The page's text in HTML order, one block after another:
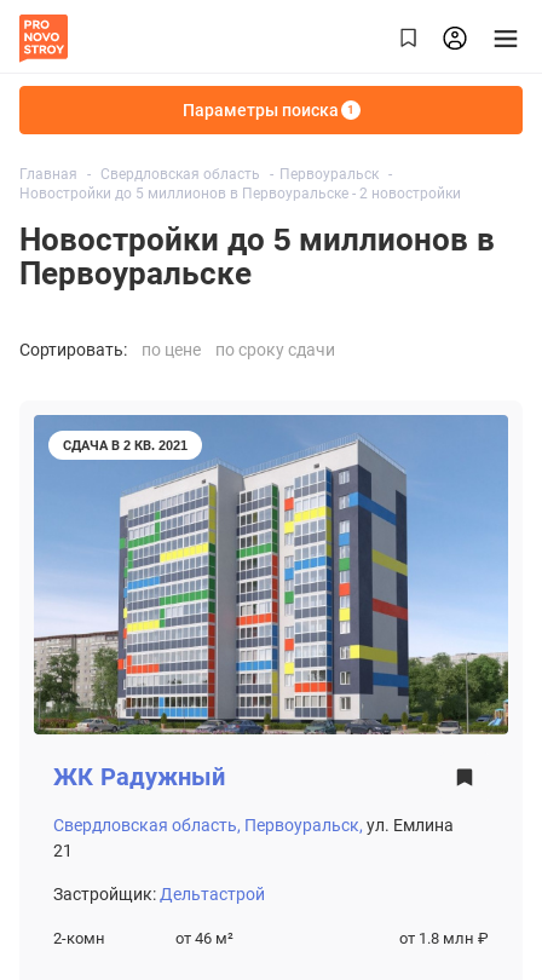
Параметры поиска 1
Главная Свердловская область
Первоуральск
Новостройки до 5 миллионов в Первоуральске - 2 новостройки
Новостройки до 5 миллионов в
Первоуральске
Сортировать: по цене по сроку сдачи
СДАЧА В 2 КВ. 2021
ЖК Радужный
Свердловская область, Первоуральск, ул. Емлина
21
Застройщик:Дельтастрой
2-комн от 46 м² от 1.8 млн ₽